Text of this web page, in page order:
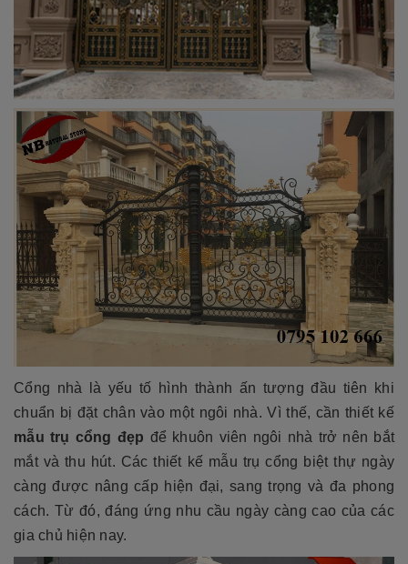
Cổng nhà là yếu tố hình thành ấn tượng đầu tiên khi
chuẩn bị đặt chân vào một ngôi nhà. Vì thế, cần thiết kế
mẫu trụ cổng đẹp để khuôn viên ngôi nhà trở nên bắt
mắt và thu hút. Các thiết kế mẫu trụ cổng biệt thự ngày
càng được nâng cấp hiện đại, sang trọng và đa phong
cách. Từ đó, đáng ứng nhu cầu ngày càng cao của các
gia chủ hiện nay.